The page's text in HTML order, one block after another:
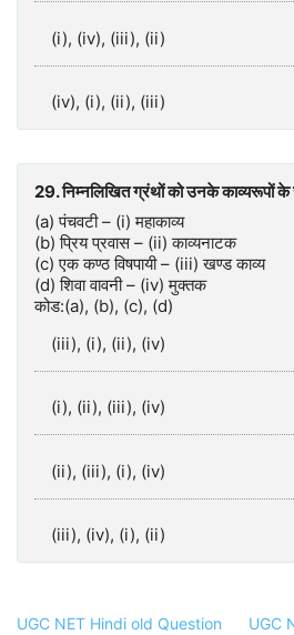
(i), (iv), (iii), (ii)
(iv), (i), (ii), (iii)
29. निम्नलिखित ग्रंथों को उनके काव्यरूपों
(a) पंचवटी – (i) महाकाव्य
(b) प्रिय प्रवास – (ii) काव्यनाटक
(c) एक कण्ठ विषपायी – (iii) खण्ड काव्य
(d) शिवा वावनी – (iv) मुक्तक
कोड:(a), (b), (c), (d)
(iii), (i), (ii), (iv)
(i), (ii), (iii), (iv)
(ii), (iii), (i), (iv)
(iii), (iv), (i), (ii)
UGC NET Hindi old Question
UGC